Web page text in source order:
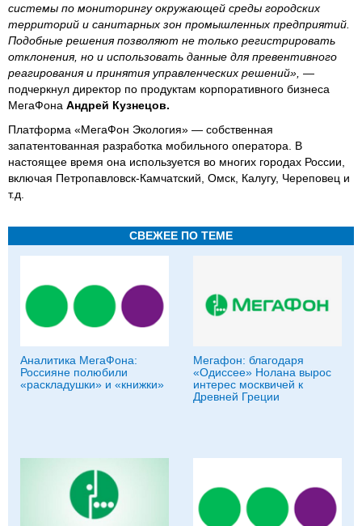
системы по мониторингу окружающей среды городских
территорий и санитарных зон промышленных предприятий.
Подобные решения позволяют не только регистрировать
отклонения, но и использовать данные для превентивного
реагирования и принятия управленческих решений», —
подчеркнул директор по продуктам корпоративного бизнеса
МегаФона Андрей Кузнецов.
Платформа «МегаФон Экология» — собственная
запатентованная разработка мобильного оператора. В
настоящее время она используется во многих городах России,
включая Петропавловск-Камчатский, Омск, Калугу, Череповец и
т.д.
СВЕЖЕЕ ПО ТЕМЕ
Аналитика МегаФона:
Россияне полюбили
«раскладушки» и «книжки»
Мегафон: благодаря
«Одиссее» Нолана вырос
интерес москвичей к
Древней Греции